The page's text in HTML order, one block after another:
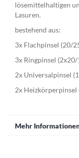
lösemittelhaltigen
Lasuren.
bestehend aus:
3x Flachpinsel (20/
3x Ringpinsel
2x Universalpinsel
2x Heizkörperpinsel
Mehr